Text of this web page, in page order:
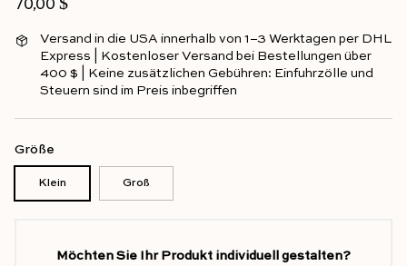
Versand in die USA innerhalb von 1–3 Werktagen per DHL
Express | Kostenloser Versand bei Bestellungen über
400 $ | Keine zusätzlichen Gebühren: Einfuhrzölle und
Steuern sind im Preis inbegriffen
Größe
Klein Groß
Möchten Sie Ihr Produkt individuell gestalten?